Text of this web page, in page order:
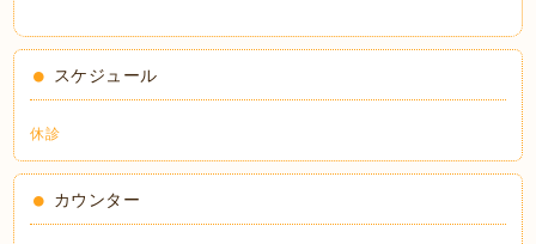
スケジュール
休診
カウンター